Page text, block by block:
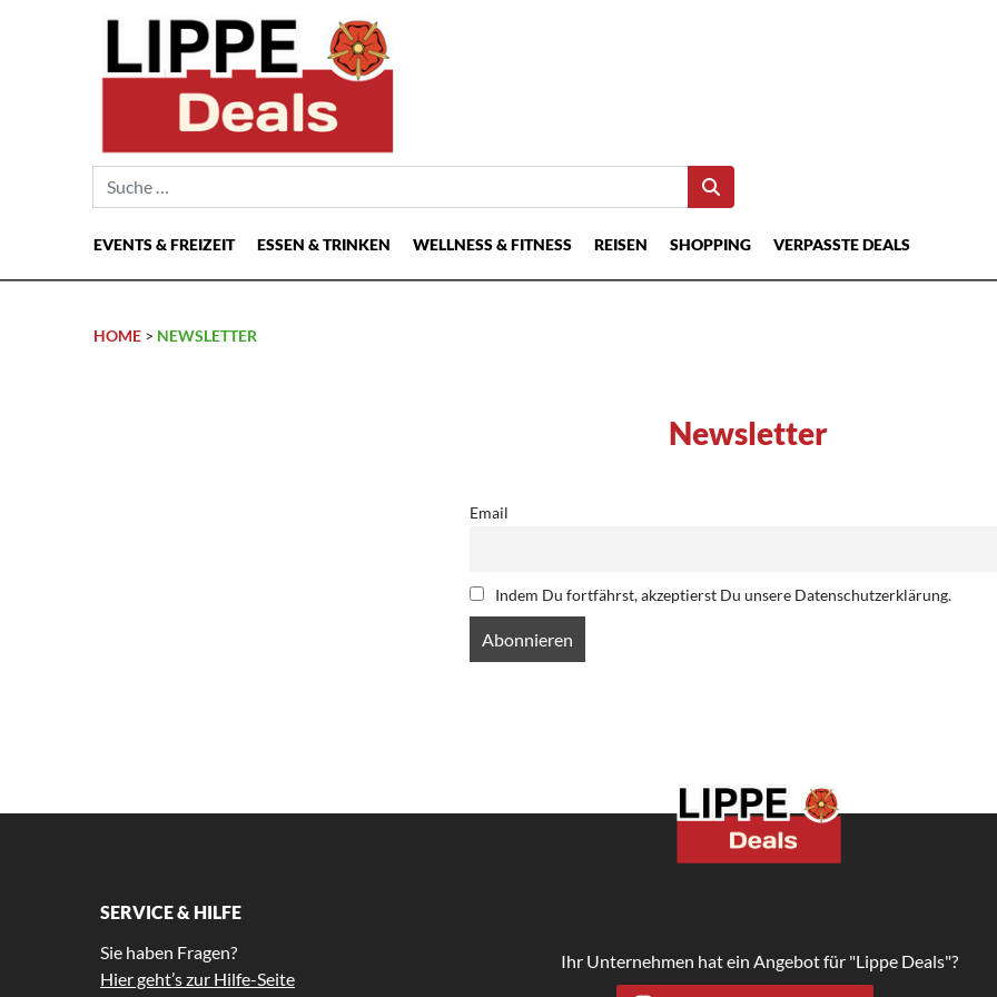
Suche nach:
Hauptnavigation
EVENTS & FREIZEIT ESSEN & TRINKEN WELLNESS & FITNESS REISEN SHOPPING VERPASSTE DEALS
HOME > NEWSLETTER
Newsletter
Email
Indem Du fortfährst, akzeptierst Du unsere Datenschutzerklärung.
SERVICE & HILFE
Sie haben Fragen?
Hier geht’s zur Hilfe-Seite
Ihr Unternehmen hat ein Angebot für "Lippe Deals"?